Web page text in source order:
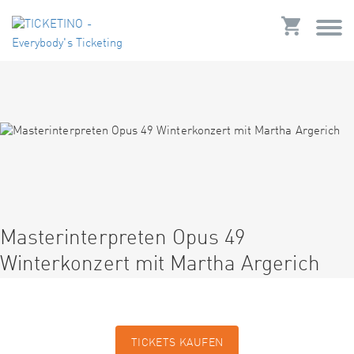
Masterinterpreten Opus 49
Winterkonzert mit Martha Argerich
TICKETS KAUFEN